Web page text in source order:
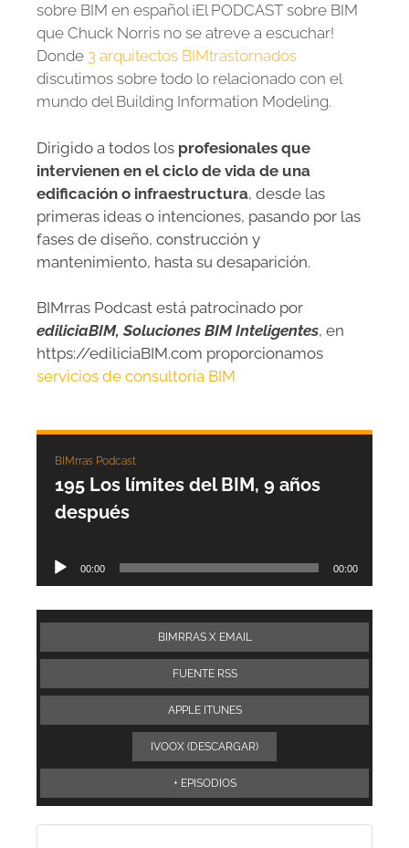
sobre BIM en español ¡El PODCAST sobre BIM
que Chuck Norris no se atreve a escuchar!
Donde 3 arquitectos BIMtrastornados
discutimos sobre todo lo relacionado con el
mundo del Building Information Modeling.
Dirigido a todos los profesionales que
intervienen en el ciclo de vida de una
edificación o infraestructura, desde las
primeras ideas o intenciones, pasando por las
fases de diseño, construcción y
mantenimiento, hasta su desaparición.
BIMrras Podcast está patrocinado por
ediliciaBIM, Soluciones BIM Inteligentes, en
https://ediliciaBIM.com proporcionamos
servicios de consultoría BIM
BIMrras Podcast
195 Los límites del BIM, 9 años
después
Reproductor
de
audio
00:00 00:00
BIMRRAS X EMAIL
FUENTE RSS
APPLE ITUNES
IVOOX (DESCARGAR)
+ EPISODIOS